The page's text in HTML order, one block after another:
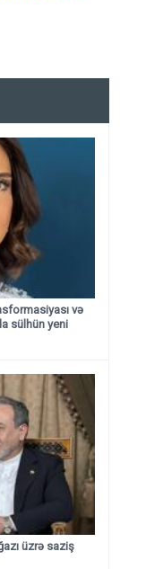
və
sülhün yeni
üzrə saziş